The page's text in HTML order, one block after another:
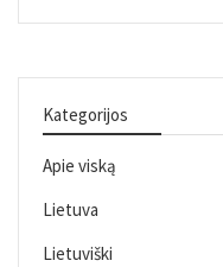
Kategorijos
Apie viską
Lietuva
Lietuviški